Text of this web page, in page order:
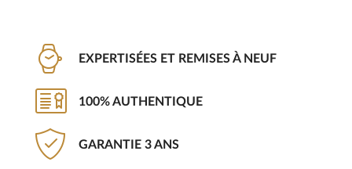
EXPERTISÉES ET REMISES À NEUF
100% AUTHENTIQUE
GARANTIE 3 ANS